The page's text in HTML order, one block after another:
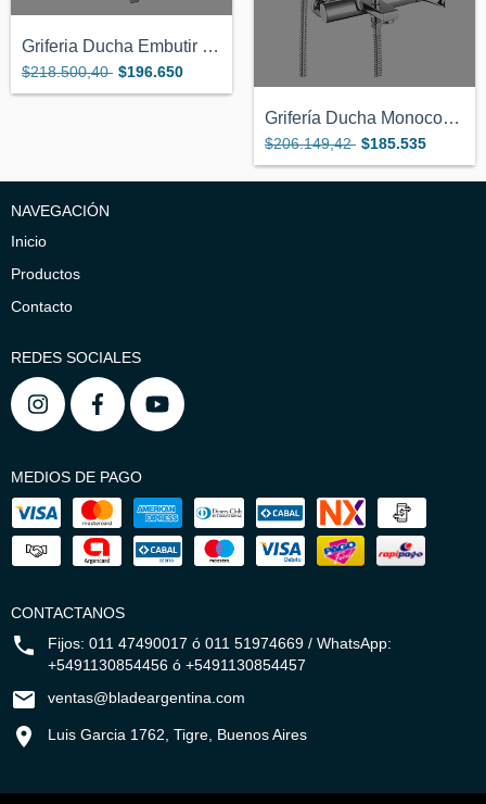
Griferia Ducha Embutir Cierre Ceramico C...
$218.500,40 $196.650
Grifería Ducha Monocom Exterior Piazza N...
$206.149,42 $185.535
NAVEGACIÓN
Inicio
Productos
Contacto
REDES SOCIALES
MEDIOS DE PAGO
CONTACTANOS
Fijos: 011 47490017 ó 011 51974669 / WhatsApp:
+5491130854456 ó +5491130854457
ventas@bladeargentina.com
Luis Garcia 1762, Tigre, Buenos Aires